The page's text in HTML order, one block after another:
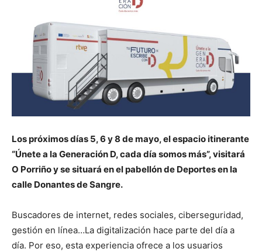
Los próximos días 5, 6 y 8 de mayo, el espacio itinerante
“Únete a la Generación D, cada día somos más”, visitará
O Porriño y se situará en el pabellón de Deportes en la
calle Donantes de Sangre.
Buscadores de internet, redes sociales, ciberseguridad,
gestión en línea…La digitalización hace parte del día a
día. Por eso, esta experiencia ofrece a los usuarios